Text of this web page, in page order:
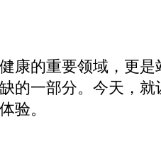
康的重要领域，更是
的一部分。今天，就
验。